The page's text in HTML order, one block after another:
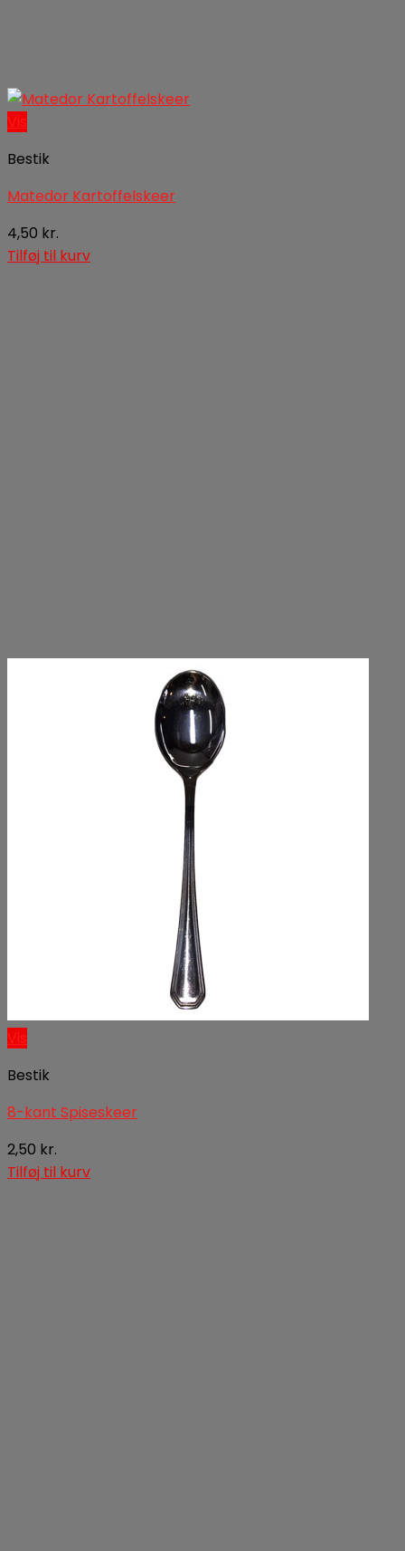
Bestik
Matedor Kartoffelskeer
4,50 kr.
Tilføj til kurv
Bestik
8-kant Spiseskeer
2,50 kr.
Tilføj til kurv